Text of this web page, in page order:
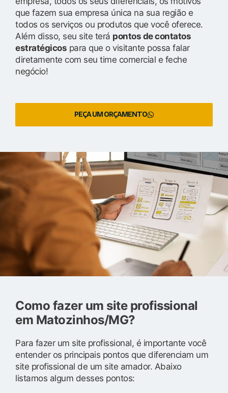
que fazem sua empresa única na sua região e
todos os serviços ou produtos que você oferece.
Além disso, seu site terá pontos de contatos
estratégicos para que o visitante possa falar
diretamente com seu time comercial e feche
negócio!
PEÇA UM ORÇAMENTO
Como fazer um site profissional
em Matozinhos/MG?
Para fazer um site profissional, é importante você
entender os principais pontos que diferenciam um
site profissional de um site amador. Abaixo
listamos algum desses pontos: